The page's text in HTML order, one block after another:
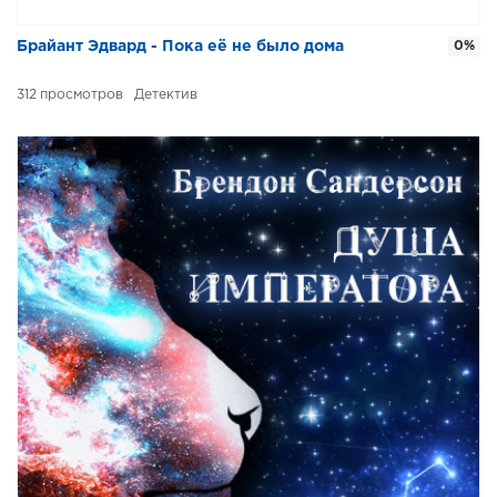
Брайант Эдвард - Пока её не было дома
312 Детектив
0%